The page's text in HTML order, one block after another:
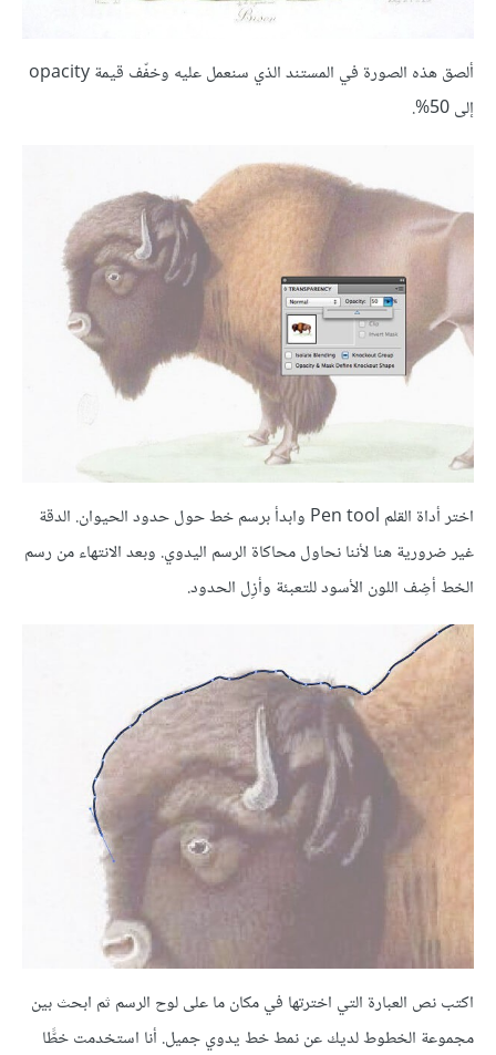
ألصق هذه الصورة في المستند الذي سنعمل عليه وخفّف قيمة opacity
إلى 50%.
اختر أداة القلم Pen tool وابدأ برسم خط حول حدود الحيوان. الدقة
غير ضرورية هنا لأننا نحاول محاكاة الرسم اليدوي. وبعد الانتهاء من رسم
الخط أضِف اللون الأسود للتعبئة وأزِل الحدود.
اكتب نص العبارة التي اخترتها في مكان ما على لوح الرسم ثم ابحث بين
مجموعة الخطوط لديك عن نمط خط يدوي جميل. أنا استخدمت خطًّا